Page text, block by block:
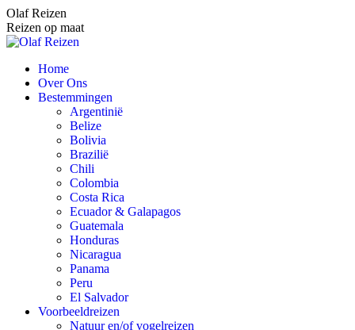
Spring
naar
content
Olaf Reizen
Reizen op maat
Home
Over Ons
Bestemmingen
Argentinië
Belize
Bolivia
Brazilië
Chili
Colombia
Costa Rica
Ecuador & Galapagos
Guatemala
Honduras
Nicaragua
Panama
Peru
El Salvador
Voorbeeldreizen
Natuur en/of vogelreizen